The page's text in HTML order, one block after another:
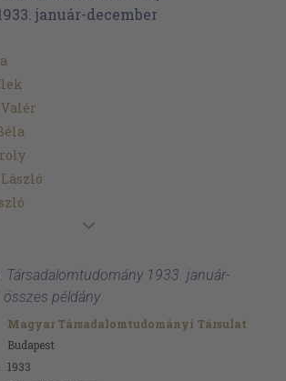
Társadalomtudomány 1933. január-
példány
Magyar Társadalomtudományi Társulat
Budapest
1933